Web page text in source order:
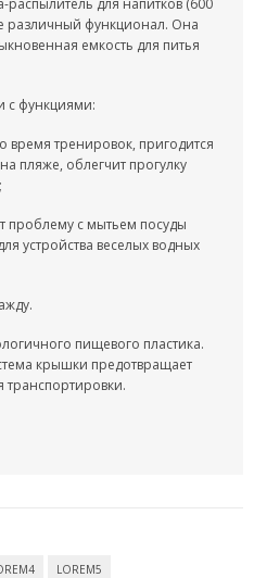
распылитель для напитков (600
различный функционал. Она
емкость для питья
с функциями:
время тренировок, пригодится
пляже, облегчит прогулку
проблему с мытьем посуды
устройства веселых водных
пищевого пластика.
крышки предотвращает
транспортировки.
LOREM5